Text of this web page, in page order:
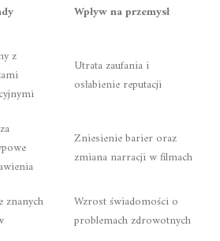
Wpływ na przemysł
z
Utrata zaufania i
osłabienie reputacji
Zniesienie barier oraz
zmiana narracji w filmach
znanych
Wzrost świadomości o
problemach zdrowotnych